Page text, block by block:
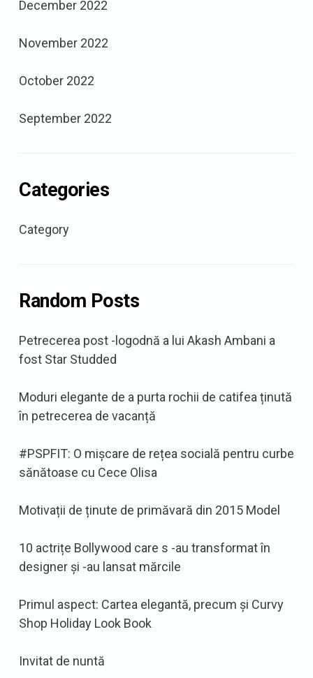
December 2022
November 2022
October 2022
September 2022
Categories
Category
Random Posts
Petrecerea post -logodnă a lui Akash Ambani a
fost Star Studded
Moduri elegante de a purta rochii de catifea ținută
în petrecerea de vacanță
#PSPFIT: O mișcare de rețea socială pentru curbe
sănătoase cu Cece Olisa
Motivații de ținute de primăvară din 2015 Model
10 actrițe Bollywood care s -au transformat în
designer și -au lansat mărcile
Primul aspect: Cartea elegantă, precum și Curvy
Shop Holiday Look Book
Invitat de nuntă